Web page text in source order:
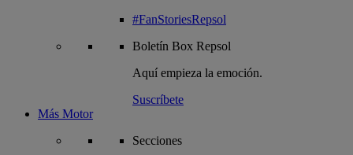
#FanStoriesRepsol
Boletín Box Repsol
Aquí empieza la emoción.
Suscríbete
Más Motor
Secciones